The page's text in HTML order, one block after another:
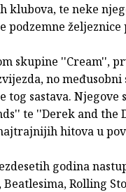
klubova, te neke
podzemne
skupine ''Cream'',
no
tog sastava.
te ''Derek and the
hitova u
godina
Beatlesima, Rolling